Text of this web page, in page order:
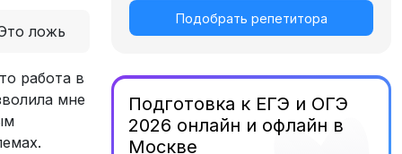
ложь
работа в
мне
Подобрать репетитора
Подготовка к ЕГЭ и ОГЭ
2026 онлайн и офлайн в
Москве